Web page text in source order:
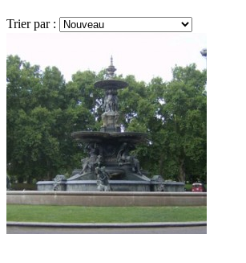
Trier par :